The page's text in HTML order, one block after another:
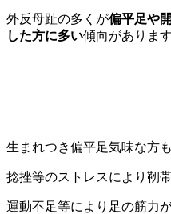
外反母趾の多くが偏平足や
した方に多い傾向があります
生まれつき偏平足気味な方
捻挫等のストレスにより靭
運動不足等により足の筋力